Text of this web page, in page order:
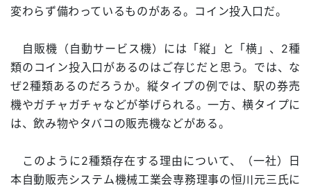
変わらず備わっているものがある。コイン投入口だ。
自販機（自動サービス機）には「縦」と「横」、2種
類のコイン投入口があるのはご存じだと思う。では、な
ぜ2種類あるのだろうか。縦タイプの例では、駅の券売
機やガチャガチャなどが挙げられる。一方、横タイプに
は、飲み物やタバコの販売機などがある。
このように2種類存在する理由について、（一社）日
本自動販売システム機械工業会専務理事の恒川元三氏に